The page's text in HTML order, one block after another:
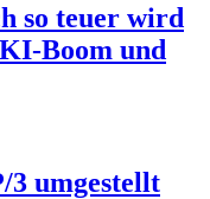
so teuer wird
Boom und
umgestellt